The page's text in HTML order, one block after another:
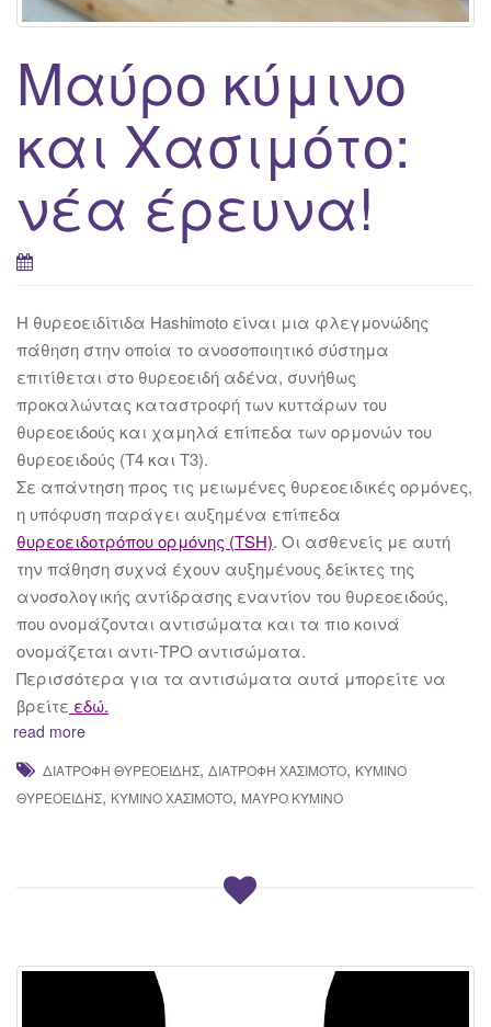
Μαύρο κύμινο
και Χασιμότο:
νέα έρευνα!
Η θυρεοειδίτιδα Hashimoto είναι μια φλεγμονώδης
πάθηση στην οποία το ανοσοποιητικό σύστημα
επιτίθεται στο θυρεοειδή αδένα, συνήθως
προκαλώντας καταστροφή των κυττάρων του
θυρεοειδούς και χαμηλά επίπεδα των ορμονών του
θυρεοειδούς (Τ4 και Τ3).
Σε απάντηση προς τις μειωμένες θυρεοειδικές ορμόνες,
η υπόφυση παράγει αυξημένα επίπεδα
θυρεοειδοτρόπου ορμόνης (TSH). Οι ασθενείς με αυτή
την πάθηση συχνά έχουν αυξημένους δείκτες της
ανοσολογικής αντίδρασης εναντίον του θυρεοειδούς,
που ονομάζονται αντισώματα και τα πιο κοινά
ονομάζεται αντι-TPO αντισώματα.
Περισσότερα για τα αντισώματα αυτά μπορείτε να
βρείτε εδώ.
read more
ΔΙΑΤΡΟΦΉ ΘΥΡΕΟΕΙΔΉΣ, ΔΙΑΤΡΟΦΉ ΧΑΣΙΜΌΤΟ, ΚΎΜΙΝΟ
ΘΥΡΕΟΕΙΔΉΣ, ΚΎΜΙΝΟ ΧΑΣΙΜΌΤΟ, ΜΑΎΡΟ ΚΎΜΙΝΟ